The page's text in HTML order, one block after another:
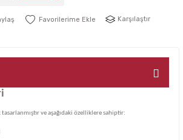
Karşılaştır
ve aşağıdaki özelliklere sahiptir: